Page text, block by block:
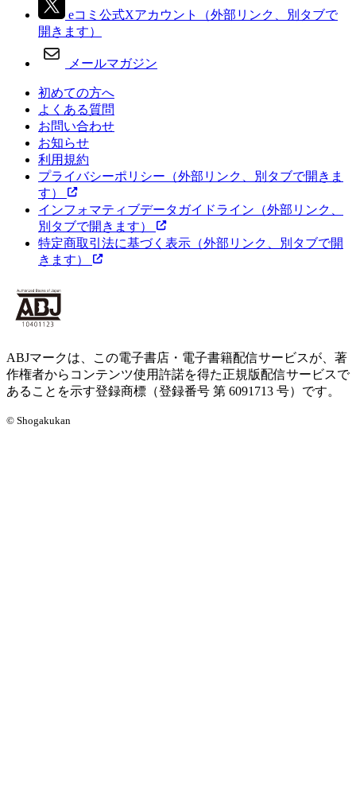
eコミ公式Xアカウント
（外部リンク、別タブで
開きます）
メールマガジン
初めての方へ
よくある質問
お問い合わせ
お知らせ
利用規約
プライバシーポリシー （外部リンク、別タブで開きま
す）
インフォマティブデータガイドライン （外部リンク、
別タブで開きます）
特定商取引法に基づく表示 （外部リンク、別タブで開
きます）
ABJマークは、この電子書店・電子書籍配信サービスが、著
作権者からコンテンツ使用許諾を得た正規版配信サービスで
あることを示す登録商標（登録番号 第 6091713 号）です。
© Shogakukan